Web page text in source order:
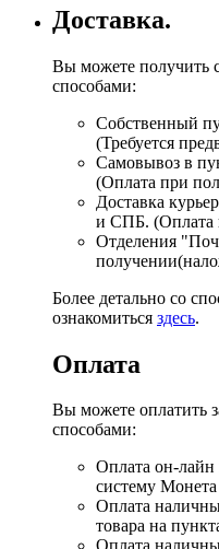
Доставка.
Вы можете получить
способами:
Собственный
(Требуется
Самовывоз в
(Оплата при
Доставка
и СПБ. (Оплата
Отделения
Более детально со
ознакомиться здесь.
Оплата
Вы можете оплатить
способами:
Оплата он-лайн
систему Монета
Оплата
товара на